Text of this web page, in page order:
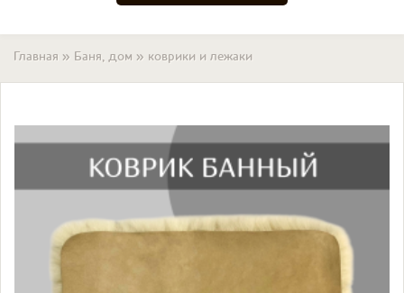
Вы здесь
Главная » Баня, дом » коврики и лежаки